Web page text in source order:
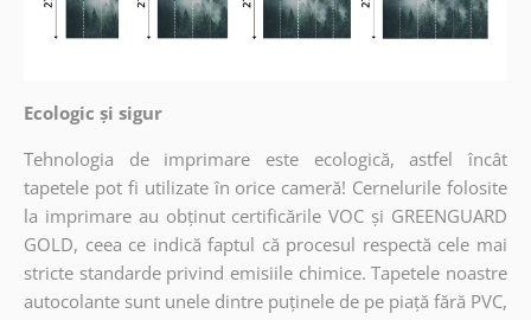
Ecologic și sigur
Tehnologia de imprimare este ecologică, astfel încât
tapetele pot fi utilizate în orice cameră! Cernelurile folosite
la imprimare au obținut certificările VOC și GREENGUARD
GOLD, ceea ce indică faptul că procesul respectă cele mai
stricte standarde privind emisiile chimice. Tapetele noastre
autocolante sunt unele dintre puținele de pe piață fără PVC,